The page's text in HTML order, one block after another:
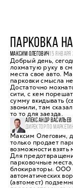
ПАРКОВКА
МАКСИМ ОЛЕГОВИЧ15 ЯНВАРЯ
Добрый день,
лохматую руку в
места свое авто.
парковки смысла
Достаточно
сити, с кем
сумму вкидывать
звонили, там
то то для заезда.
АЛЕКСАНДР ВАСИЛЬЕВ
ДИРЕКТОР ПО
Максим Олегович,
только продает
возможности
Для
парковочные
блокираторы. ООО
автоматических
(автомест)